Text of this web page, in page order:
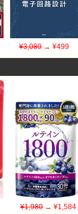
¥3,080 → ¥499
¥1,980→ ¥1,584